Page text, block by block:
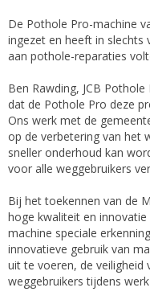
De Pothole Pro-machine
ingezet en heeft in slechts
aan pothole-reparaties
Ben Rawding, JCB
dat de Pothole Pro deze
Ons werk met de
op de verbetering van het
sneller onderhoud kan
voor alle weggebruikers
Bij het toekennen van de
hoge kwaliteit en
machine speciale
innovatieve gebruik van
uit te voeren, de veiligheid
weggebruikers tijdens